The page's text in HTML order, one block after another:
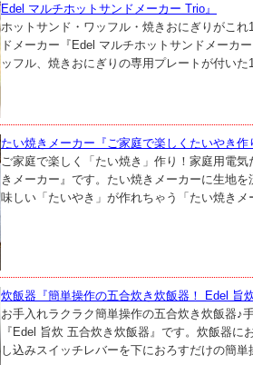
Edel マルチホットサンドメーカー Trio』
ホットサンド・ワッフル・焼きおにぎりがこ
ドメーカー『Edel マルチホットサンドメーカ
ッフル、焼きおにぎりの専用プレートが付い
たい焼きメーカー『ご家庭で楽しくたいやき
ご家庭で楽しく「たい焼き」作り！家庭用電
きメーカー』です。たい焼きメーカーに生地
味しい「たいやき」が作れちゃう「たい焼き
炊飯器『簡単操作の五合炊き炊飯器！ Edel 旨
お手入れラクラク簡単操作の五合炊き炊飯器♪
『Edel 旨炊 五合炊き炊飯器』です。炊飯器に
し込みスイッチレバーを下におろすだけの簡